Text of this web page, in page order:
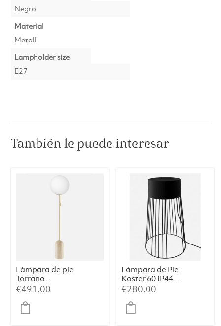
Negro
Material
Metall
Lampholder size
E27
También le puede interesar
Lámpara de pie
Torrano –
Travertino
€491.00
Lámpara de Pie
Koster 60 IP44 –
Metal Negro
(39×39×60 cm)
€280.00